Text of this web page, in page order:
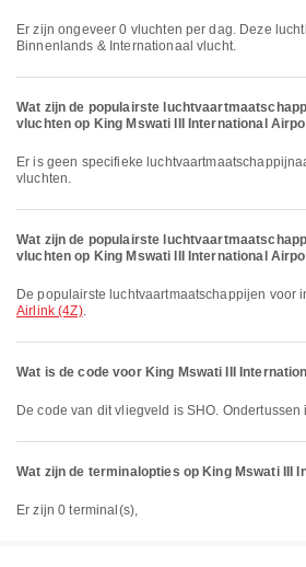
Er zijn ongeveer 0 vluchten per dag. Deze luchthaven bedient
Binnenlands & Internationaal vlucht.
Wat zijn de populairste
vluchten op King Mswati III International
Er is geen specifieke luchtvaartmaatschappijnaam voor binnenlandse
vluchten.
Wat zijn de populairste
vluchten op King Mswati III International
De populairste luchtvaartmaatschappijen voor
Airlink (4Z).
Wat is de code voor King Mswati III
De code van dit vliegveld is SHO.
Wat zijn de terminalopties op King Mswati III
Er zijn 0 terminal(s),